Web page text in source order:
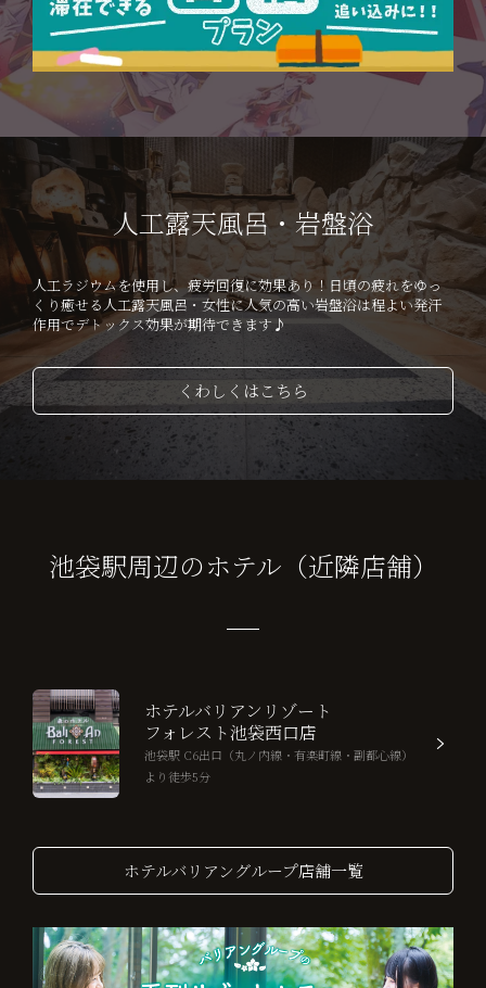
人工露天風呂・岩盤浴
人工ラジウムを使用し、疲労回復に効果あり！日頃の疲れをゆっ
くり癒せる人工露天風呂・ 女性に人気の高い岩盤浴は程よい発汗
作用でデトックス効果が期待できます♪
くわしくはこちら
池袋駅周辺のホテル（近隣店舗）
ホテルバリアンリゾート
フォレスト池袋西口店
池袋駅 C6出口（丸ノ内線・有楽町線・副都心線）
より徒歩5分
ホテルバリアングループ店舗一覧